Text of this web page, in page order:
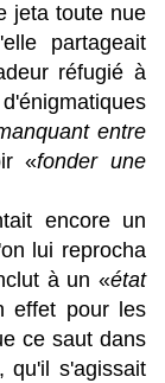
jeta toute nue
partageait
réfugié à
entre
«fonder une
encore un
lui reprocha
à un «état
effet pour les
ce saut dans
qu'il s'agissait